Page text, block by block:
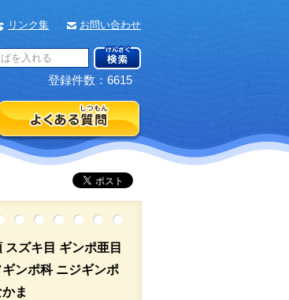
リンク集 お問い合わせ
登録件数：6615
スズキ目 ギンポ亜目
ギンポ科 ニジギンポ
ま